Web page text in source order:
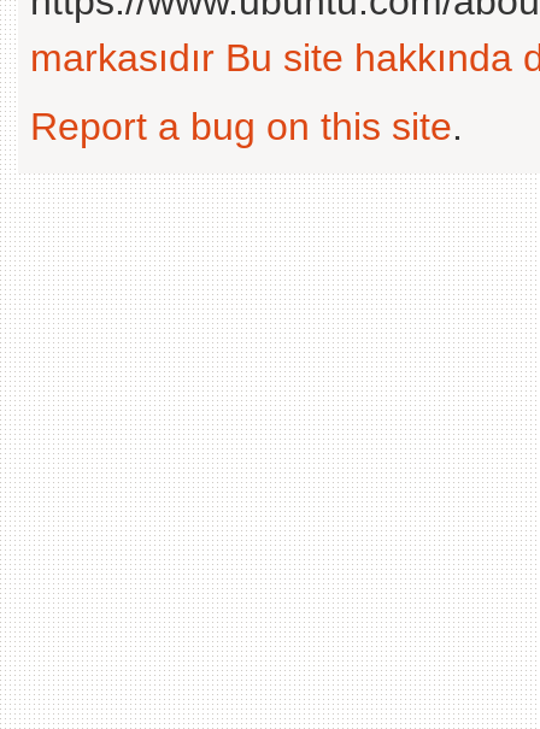
markasıdır Bu site hakkında
Report a bug on this site.